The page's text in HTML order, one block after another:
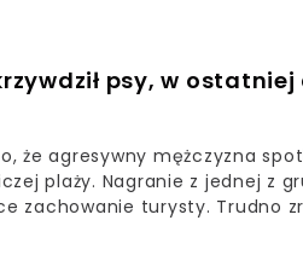
psy, w
że agresywny mężczyzna
plaży. Nagranie z jednej z
zachowanie turysty. Trudno